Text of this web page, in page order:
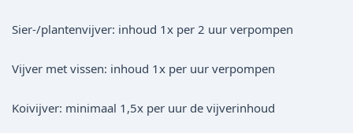
Sier-/planten­vijver: inhoud 1x per 2 uur verpompen
Vijver met vissen: inhoud 1x per uur verpompen
Koivijver: minimaal 1,5x per uur de vijverinhoud